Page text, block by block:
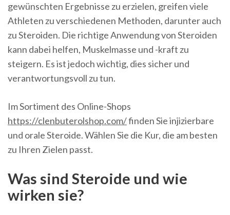
gewünschten Ergebnisse zu erzielen, greifen viele
Athleten zu verschiedenen Methoden, darunter auch
zu Steroiden. Die richtige Anwendung von Steroiden
kann dabei helfen, Muskelmasse und -kraft zu
steigern. Es ist jedoch wichtig, dies sicher und
verantwortungsvoll zu tun.
Im Sortiment des Online-Shops
https://clenbuterolshop.com/finden Sie injizierbare
und orale Steroide. Wählen Sie die Kur, die am besten
zu Ihren Zielen passt.
Was sind Steroide und wie
wirken sie?